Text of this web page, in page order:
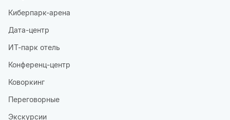
Киберпарк-арена
Дата-центр
ИТ-парк отель
Конференц-центр
Коворкинг
Переговорные
Экскурсии